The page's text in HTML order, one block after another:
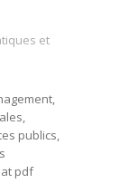
et
publics,
pdf